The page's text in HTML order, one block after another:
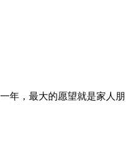
年，最大的愿望就是家人朋